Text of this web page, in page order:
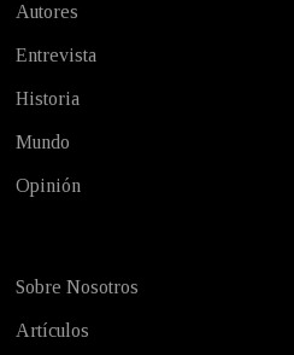
Autores
Entrevista
Historia
Mundo
Opinión
Sobre Nosotros
Artículos